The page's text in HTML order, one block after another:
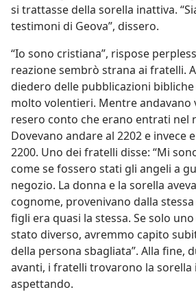
si trattasse della sorella inattiva.
testimoni di Geova”, dissero.
“Io sono cristiana”, rispose
reazione sembrò strana ai fratelli.
diedero delle pubblicazioni
molto volentieri. Mentre andavano
resero conto che erano entrati nel
Dovevano andare al 2202 e invece
2200. Uno dei fratelli disse: “Mi
come se fossero stati gli angeli a
negozio. La donna e la sorella
cognome, provenivano dalla stessa
figli era quasi la stessa. Se solo
stato diverso, avremmo capito
della persona sbagliata”. Alla fine,
avanti, i fratelli trovarono la sorella
aspettando.